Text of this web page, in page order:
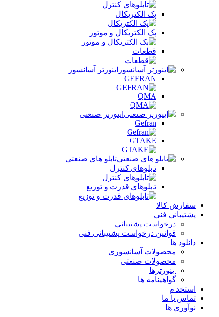
پک الکتریکال
پک الکتریکال و موتور
قطعات
اینورتر آسانسور
GEFRAN
QMA
اینورتر صنعتی
Gefran
GTAKE
تابلو های صنعتی
تابلوهای کنترل
تابلوهای قدرت و توزیع
سفارش کالا
پشتیبانی فنی
درخواست پشتیبانی
قوانین درخواست پشتیبانی فنی
دانلود ها
محصولات آسانسوری
محصولات صنعتی
اینورترها
گواهینامه ها
استخدام
تماس با ما
نوآوری ها